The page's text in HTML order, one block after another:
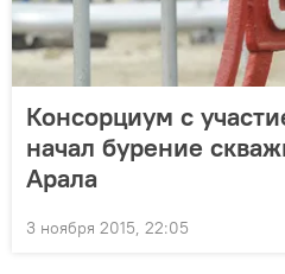
Консорциум с
начал бурение
Арала
3 ноября 2015, 22:05